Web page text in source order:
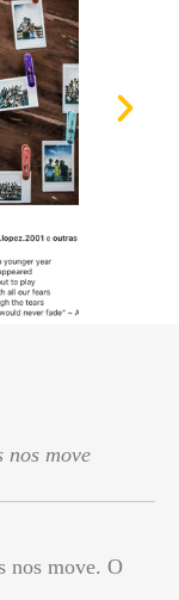
nos move
nos move. O